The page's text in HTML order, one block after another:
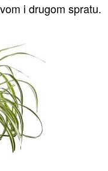
i drugom spratu.